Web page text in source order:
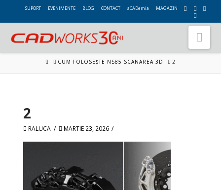
SUPORT EVENIMENTE BLOG CONTACT aCADemia MAGAZIN
HOMECUM FOLOSEȘTE NS85 SCANAREA 3D 2
2
RALUCA MARTIE 23, 2026